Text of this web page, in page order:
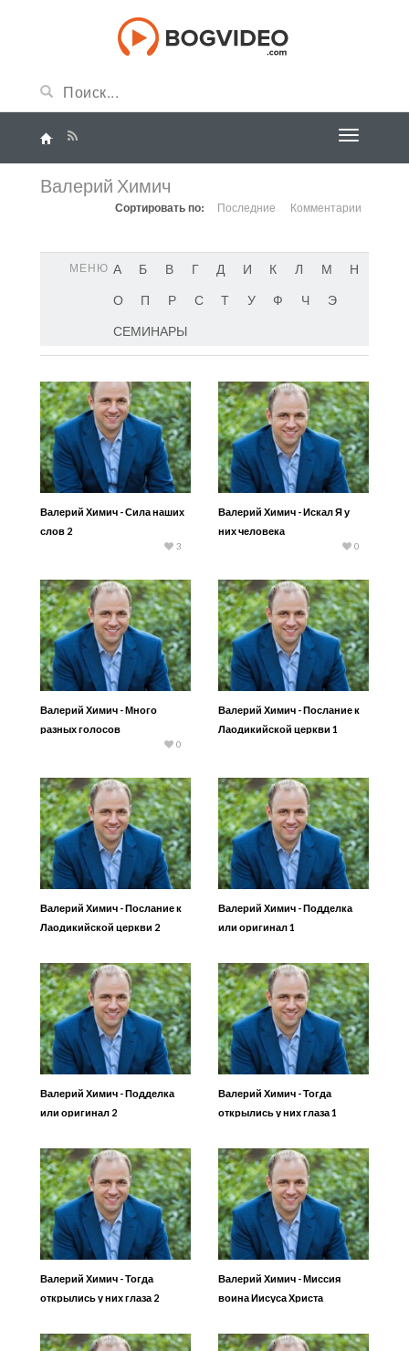
Валерий Химич
Сортировать по: Последние Комментарии
МЕНЮ А Б В Г Д И К Л М
Н
О
П Р С Т У Ф Ч
Э
СЕМИНАРЫ
Валерий Химич - Сила наших
слов 2
3
Валерий Химич - Искал Я у
них человека
0
Валерий Химич - Много
разных голосов
0
Валерий Химич - Послание к
Лаодикийской церкви 1
Валерий Химич - Послание к
Лаодикийской церкви 2
Валерий Химич - Подделка
или оригинал 1
Валерий Химич - Подделка
или оригинал 2
Валерий Химич - Тогда
открылись у них глаза 1
Валерий Химич - Тогда
открылись у них глаза 2
Валерий Химич - Миссия
воина Иисуса Христа